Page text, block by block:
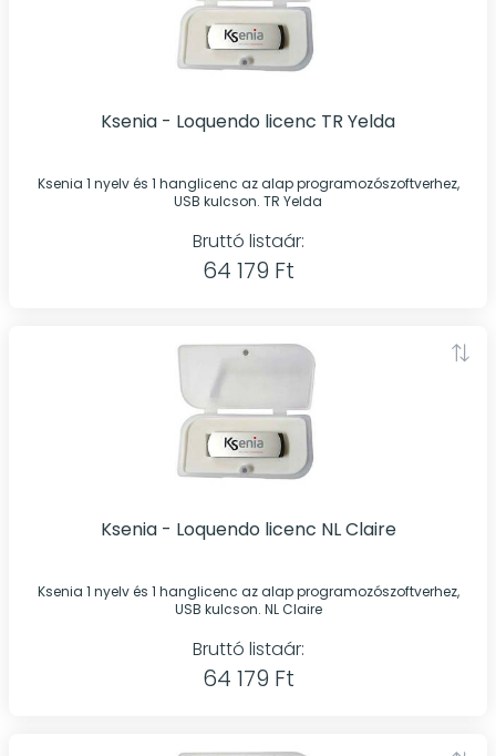
Ksenia - Loquendo licenc TR Yelda
Ksenia 1 nyelv és 1 hanglicenc az alap programozószoftverhez,
USB kulcson. TR Yelda
Bruttó listaár:
64 179 Ft
Ksenia - Loquendo licenc NL Claire
Ksenia 1 nyelv és 1 hanglicenc az alap programozószoftverhez,
USB kulcson. NL Claire
Bruttó listaár:
64 179 Ft